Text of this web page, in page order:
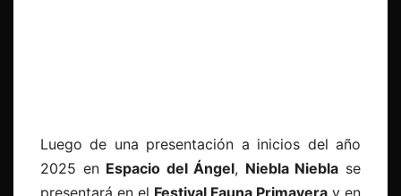
Luego de una presentación a inicios del año
2025 en Espacio del Ángel, Niebla Niebla se